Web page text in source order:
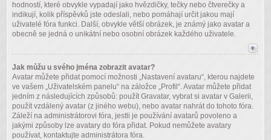
hodností, které obvykle vypadají jako hvězdičky, tečky nebo čtverečky a
indikují, kolik příspěvků jste odeslali, nebo pomáhají určit jakou mají
uživatelé fóra funkci. Další, obvykle větší obrázek, je známý jako avatar a
obecně se jedná o unikátní nebo osobní obrázek každého uživatele.
Jak můžu u svého jména zobrazit avatar?
Avatar můžete přidat pomocí možnosti „Nastavení avataru“, kterou najdete
ve vašem „Uživatelském panelu“ na záložce „Profil“. Avatar můžete přidat
jedním z následujících způsobů: použít Gravatar, vybrat si avatar v Galerii,
použít vzdálený avatar (z jiného webu), nebo avatar nahrát do tohoto fóra.
Záleží na administrátorovi fóra, jestli je používání avatarů povoleno a
jakými způsoby lze avatary do fóra přidat. Pokud nemůžete avatary
používat, kontaktujte administrátora fóra.